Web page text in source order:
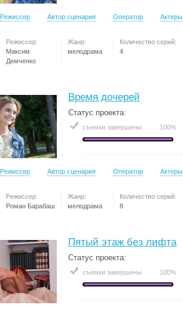
Режиссер Автор сценария Оператор Актеры
Режиссер:
Максим
Демченко
Жанр:
мелодрама
Количество серий:
4
Время дочерей
Статус проекта:
съемки завершены 100%
Режиссер Автор сценария Оператор Актеры
Режиссер:
Роман Барабаш
Жанр:
мелодрама
Количество серий:
8
Пятый этаж без лифта
Статус проекта:
съемки завершены 100%